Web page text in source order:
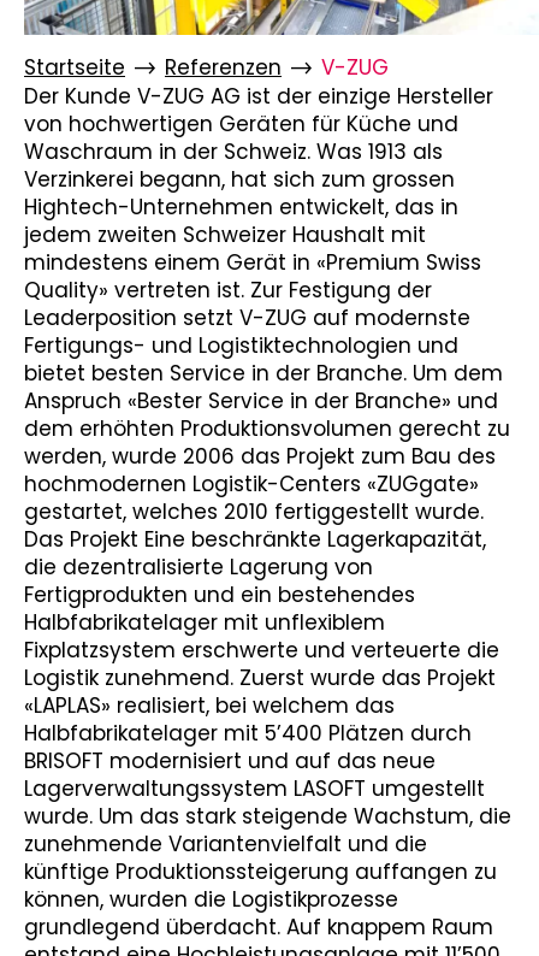
Startseite Referenzen
V-ZUG
Der Kunde V-ZUG AG ist der einzige Hersteller
von hochwertigen Geräten für Küche und
Waschraum in der Schweiz. Was 1913 als
Verzinkerei begann, hat sich zum grossen
Hightech-Unternehmen entwickelt, das in
jedem zweiten Schweizer Haushalt mit
mindestens einem Gerät in «Premium Swiss
Quality» vertreten ist. Zur Festigung der
Leaderposition setzt V-ZUG auf modernste
Fertigungs- und Logistiktechnologien und
bietet besten Service in der Branche. Um dem
Anspruch «Bester Service in der Branche» und
dem erhöhten Produktionsvolumen gerecht zu
werden, wurde 2006 das Projekt zum Bau des
hochmodernen Logistik-Centers «ZUGgate»
gestartet, welches 2010 fertiggestellt wurde.
Das Projekt Eine beschränkte Lagerkapazität,
die dezentralisierte Lagerung von
Fertigprodukten und ein bestehendes
Halbfabrikatelager mit unflexiblem
Fixplatzsystem erschwerte und verteuerte die
Logistik zunehmend. Zuerst wurde das Projekt
«LAPLAS» realisiert, bei welchem das
Halbfabrikatelager mit 5’400 Plätzen durch
BRISOFT modernisiert und auf das neue
Lagerverwaltungssystem LASOFT umgestellt
wurde. Um das stark steigende Wachstum, die
zunehmende Variantenvielfalt und die
künftige Produktionssteigerung auffangen zu
können, wurden die Logistikprozesse
grundlegend überdacht. Auf knappem Raum